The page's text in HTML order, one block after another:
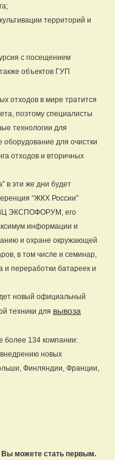
территорий и
с посещением
объектов ГУП
отходов в мире тратится
поэтому специалисты
технологии для
оборудование для очистки
отходов и вторичных
в эти же дни будет
“ЖКХ России”
ЭКСПОФОРУМ, его
информации и
и охране окружающей
в том числе и семинар,
переработки батареек и
новый официальный
техники для вывоза
более 134 компании:
новых
Финляндии, Франции,
Вы можете стать первым.